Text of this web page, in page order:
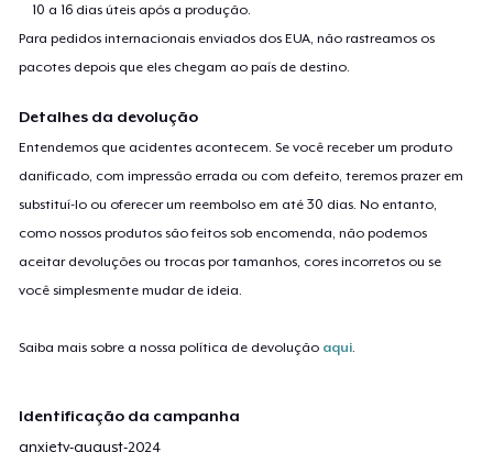
10 a 16 dias úteis após a produção.
Para pedidos internacionais enviados dos EUA, não rastreamos os
pacotes depois que eles chegam ao país de destino.
Detalhes da devolução
Entendemos que acidentes acontecem. Se você receber um produto
danificado, com impressão errada ou com defeito, teremos prazer em
substituí-lo ou oferecer um reembolso em até 30 dias. No entanto,
como nossos produtos são feitos sob encomenda, não podemos
aceitar devoluções ou trocas por tamanhos, cores incorretos ou se
você simplesmente mudar de ideia.
Saiba mais sobre a nossa política de devolução aqui.
Identificação da campanha
anxiety-august-2024